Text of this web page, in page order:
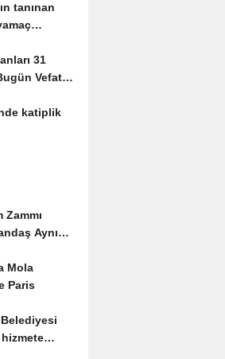
tanınan
31
Vefat
katiplik
Zammı
Aynı
Mola
Paris